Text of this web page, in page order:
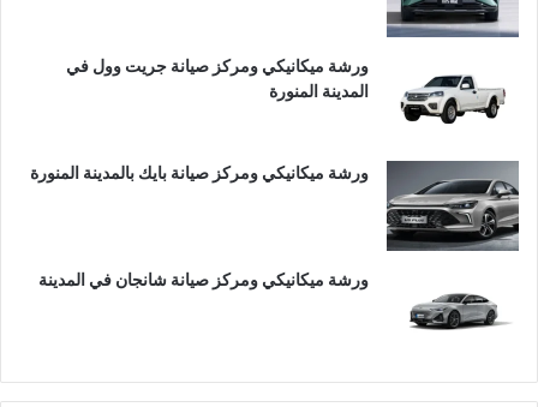
ورشة ميكانيكي ومركز صيانة جريت وول في
المدينة المنورة
ورشة ميكانيكي ومركز صيانة بايك بالمدينة المنورة
ورشة ميكانيكي ومركز صيانة شانجان في المدينة